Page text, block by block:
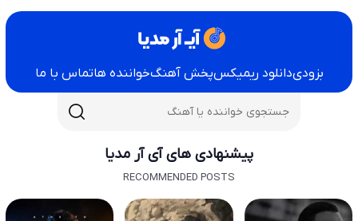
بزودیدانلود ریمیکسپخش آهنگخواننده هاتماس با ما
پیشنهادی های آی آر مدیا
RECOMMENDED POSTS